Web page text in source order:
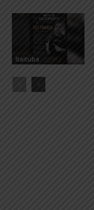
Itaituba